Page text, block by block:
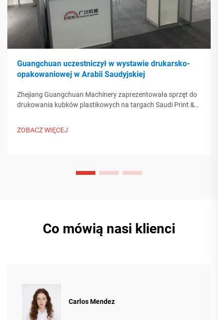
Guangchuan uczestniczył w wystawie drukarsko-
opakowaniowej w Arabii Saudyjskiej
Zhejiang Guangchuan Machinery zaprezentowała sprzęt do
drukowania kubków plastikowych na targach Saudi Print &
na globalne trendy w przemyśle opakowań. Dowiedz się
ZOBACZ WIĘCEJ
Co mówią nasi klienci
Carlos Mendez